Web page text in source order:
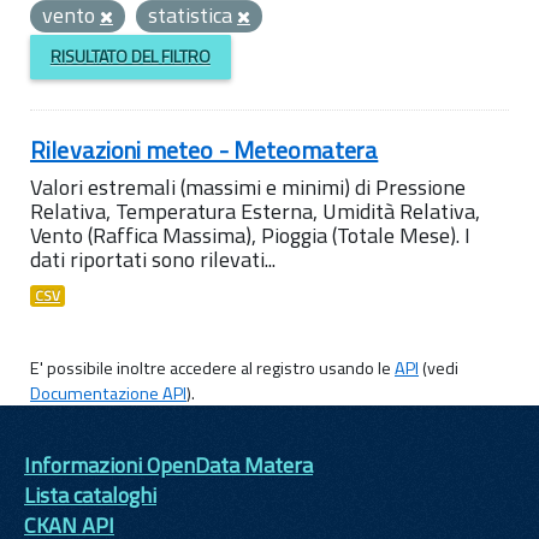
vento
statistica
RISULTATO DEL FILTRO
Rilevazioni meteo - Meteomatera
Valori estremali (massimi e minimi) di Pressione
Relativa, Temperatura Esterna, Umidità Relativa,
Vento (Raffica Massima), Pioggia (Totale Mese). I
dati riportati sono rilevati...
CSV
E' possibile inoltre accedere al registro usando leAPI(vedi
Documentazione API).
Informazioni OpenData Matera
Lista cataloghi
CKAN API